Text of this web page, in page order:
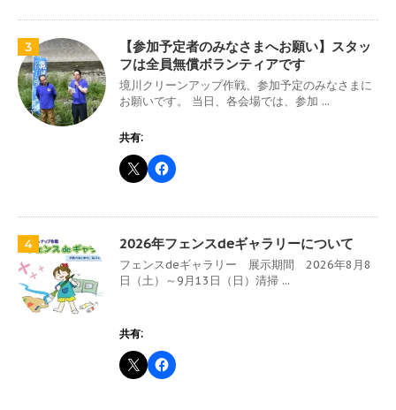
3
【参加予定者のみなさまへお願い】スタッ
フは全員無償ボランティアです
境川クリーンアップ作戦、参加予定のみなさまに
お願いです。 当日、各会場では、参加 ...
共有:
4 2026年フェンスdeギャラリーについて
フェンスdeギャラリー 展示期間 2026年8月8
日（土）～9月13日（日）清掃 ...
共有: